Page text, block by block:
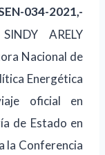
034-2021,-
ARELY
Nacional de
Energética
oficial en
de Estado en
la Conferencia